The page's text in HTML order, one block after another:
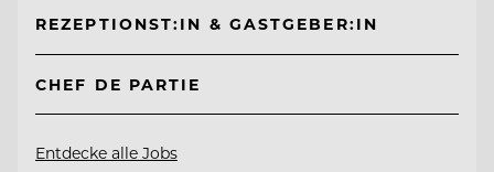
REZEPTIONST:IN & GASTGEBER:IN
CHEF DE PARTIE
Entdecke alle Jobs